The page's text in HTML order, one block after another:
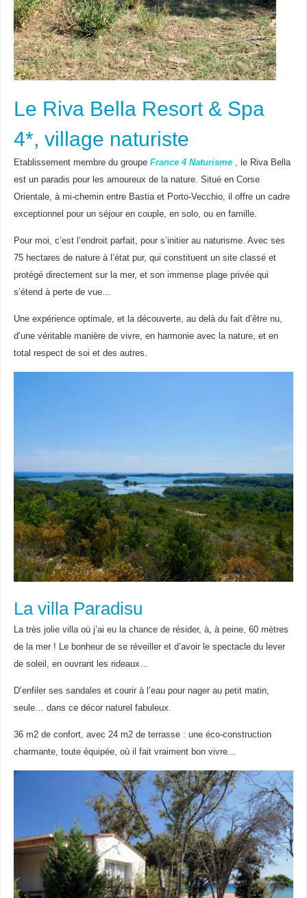
Le Riva Bella Resort & Spa
4*, village naturiste
Etablissement membre du groupe France 4 Naturisme, le Riva Bella
est un paradis pour les amoureux de la nature. Situé en Corse
Orientale, à mi-chemin entre Bastia et Porto-Vecchio, il offre un cadre
exceptionnel pour un séjour en couple, en solo, ou en famille.
Pour moi, c’est l’endroit parfait, pour s’initier au naturisme. Avec ses
75 hectares de nature à l’état pur, qui constituent un site classé et
protégé directement sur la mer, et son immense plage privée qui
s’étend à perte de vue…
Une expérience optimale, et la découverte, au delà du fait d’être nu,
d’une véritable manière de vivre, en harmonie avec la nature, et en
total respect de soi et des autres.
La villa Paradisu
La très jolie villa où j’ai eu la chance de résider, à, à peine, 60 mètres
de la mer ! Le bonheur de se réveiller et d’avoir le spectacle du lever
de soleil, en ouvrant les rideaux…
D’enfiler ses sandales et courir à l’eau pour nager au petit matin,
seule… dans ce décor naturel fabuleux.
36 m2 de confort, avec 24 m2 de terrasse : une éco-construction
charmante, toute équipée, où il fait vraiment bon vivre…